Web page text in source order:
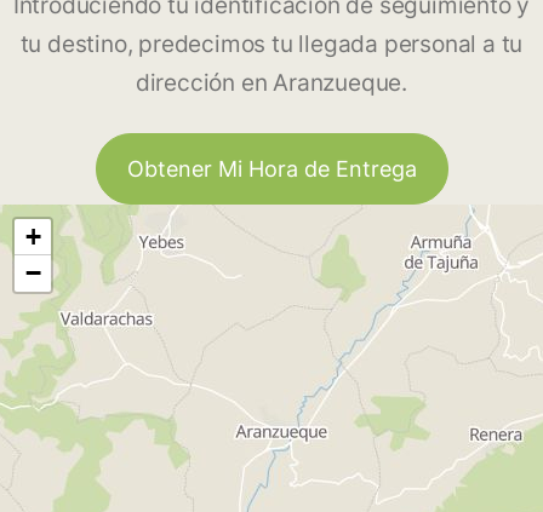
Introduciendo tu identificación de seguimiento y
tu destino, predecimos tu llegada personal a tu
dirección en Aranzueque.
Obtener Mi Hora de Entrega
+
−